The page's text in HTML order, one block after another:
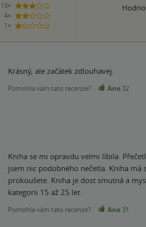
13×
3 hvězdičky
4×
2 hvězdičky
1×
1 hvezdička
Krásný, ale začátek zdlouhavej.
Pomohla vám tato recenze? Ano 32
Kniha se mi opravdu velmi líbila. Přečetla jsem ji za asi 4
jsem nic podobného nečetla. Kniha má
prokoušete. Kniha je dost smutná a
kategorii 15 až 25 let.
Pomohla vám tato recenze? Ano 31